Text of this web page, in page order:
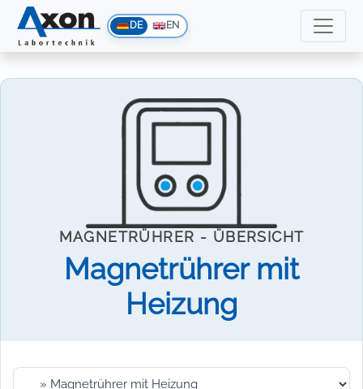
DE EN
MAGNETRÜHRER - ÜBERSICHT
Magnetrührer mit
Heizung